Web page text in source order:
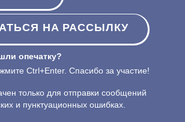
НА РАССЫЛКУ
опечатку?
Ctrl+Enter. Спасибо за участие!
только для отправки сообщений
и пунктуационных ошибках.